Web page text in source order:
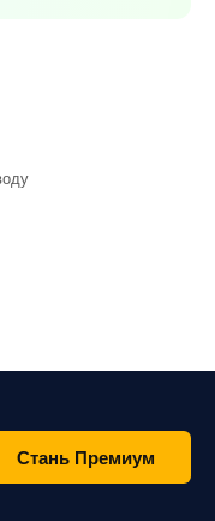
Стань Премиум